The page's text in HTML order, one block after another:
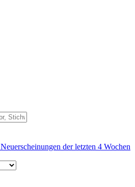
Neuerscheinungen der letzten 4 Wochen